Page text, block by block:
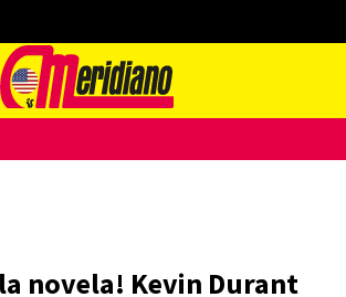
novela! Kevin Durant